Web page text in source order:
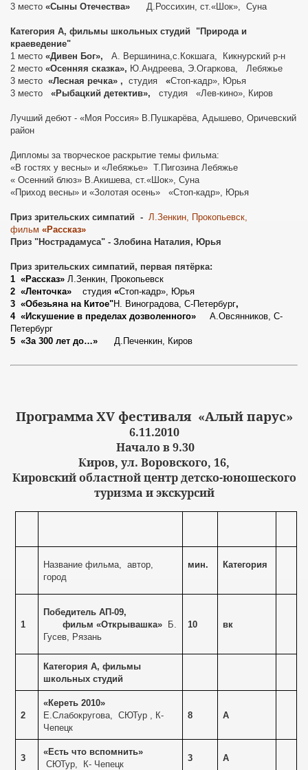
3 место «Сыны Отечества» Д.Россихин, ст.«Шок», Суна
Категория А, фильмы школьных студий "Природа и
краеведение"
1 место «Дивен Бог», А. Вершинина,с.Кокшага,
Кикнурский р-н
2 место «Осенняя сказка», Ю.Андреева, Э.Огаркова,
Лебяжье
3 место «Лесная речка» , студия «Стоп-кадр», Юрья
3 место «Рыбацкий детектив», студия «Лев-кино», Киров
Лучший дебют - «Моя Россия» В.Пушкарёва, Адышево, Оричевский
район
Дипломы за творческое раскрытие темы фильма:
«В гостях у весны» и «Лебяжье» Т.Пигозина Лебяжье
« Осенний блюз» В.Акишева, ст.«Шок», Суна
«Приход весны» и «Золотая осень» «Стоп-кадр», Юрья
Приз зрительских симпатий - Л.Зенкин, Прокопьевск,
фильм «Рассказ»
Приз "Нострадамуса" - Злобина Наталия, Юрья
Приз зрительских симпатий, первая пятёрка:
1 «Рассказ» Л.Зенкин, Прокопьевск
2 «Ленточка» студия «Стоп-кадр», Юрья
3 «Обезьяна на Китое"Н. Виноградова, С-Петербург,
4 «Искушение в пределах дозволенного»
А.Овсянников, С-
Петербург
5 «За 300 лет до…» Д.Печенкин, Киров
ПрограммаXVфестиваля «Алый парус»
6.11.2010
Начало в 9.30
Киров, ул. Воровского, 16,
Кировский областной центр детско-юношеского
туризма и экскурсий
Название фильма,
автор,
город
мин. Категория
1
Победитель АП-09,
фильм «Открывашка»
Б.
Гусев, Рязань
10 вк
Категория А, фильмы
школьных студий
2
«Кереть 2010»
Е.Слабокругова,
СЮТур , К-
Чепецк
8 А
3
«Есть что вспомнить»
СЮТур,
К- Чепецк
3 А